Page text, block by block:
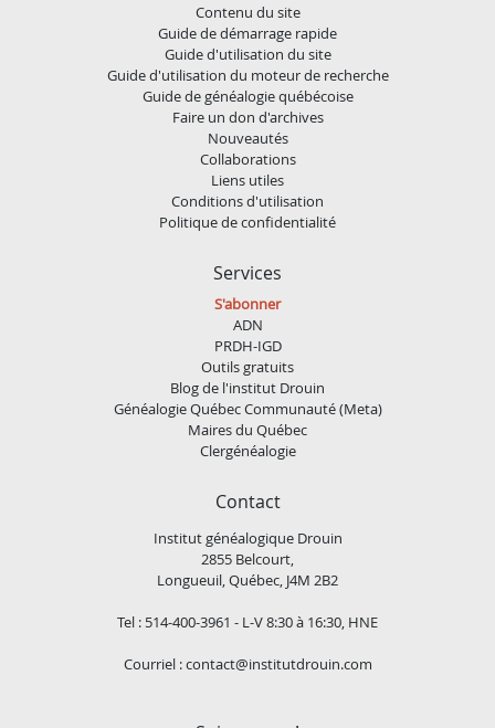
Contenu du site
Guide de démarrage rapide
Guide d'utilisation du site
Guide d'utilisation du moteur de recherche
Guide de généalogie québécoise
Faire un don d'archives
Nouveautés
Collaborations
Liens utiles
Conditions d'utilisation
Politique de confidentialité
Services
S'abonner
ADN
PRDH-IGD
Outils gratuits
Blog de l'institut Drouin
Généalogie Québec Communauté (Meta)
Maires du Québec
Clergénéalogie
Contact
Institut généalogique Drouin
2855 Belcourt,
Longueuil, Québec, J4M 2B2
Tel : 514-400-3961 - L-V 8:30 à 16:30, HNE
Courriel :contact@institutdrouin.com